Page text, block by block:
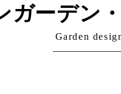
ガーデン・
Garden